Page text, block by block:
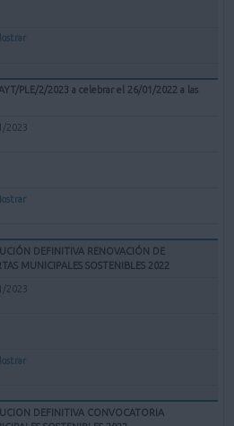
PLE/2/2023 a celebrar el 26/01/2022 a las
2023
DEFINITIVA RENOVACIÓN DE
MUNICIPALES SOSTENIBLES 2022
2023
DEFINITIVA CONVOCATORIA